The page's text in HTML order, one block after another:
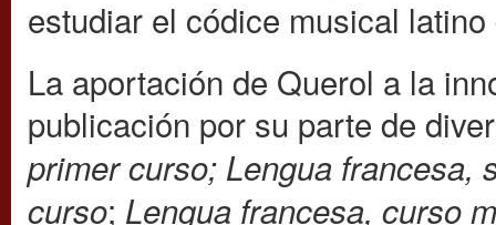
estudiar el códice musical
La aportación de Querol a la
publicación por su parte de
primer curso; Lengua francesa,
curso; Lengua francesa, curso